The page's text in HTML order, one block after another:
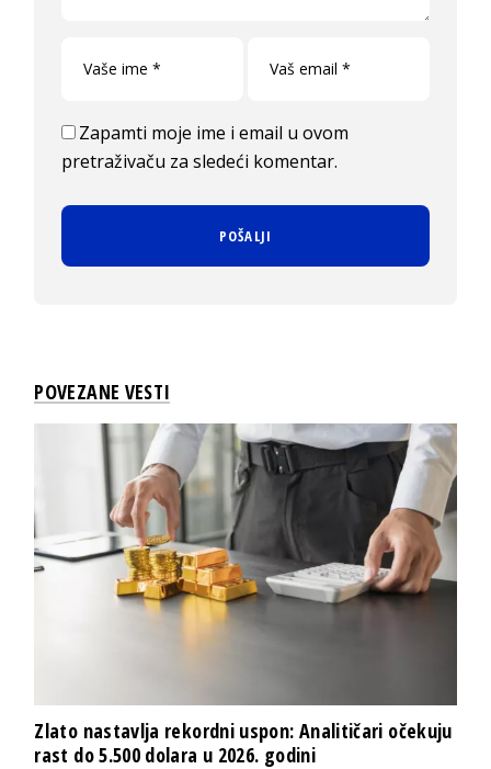
Zapamti moje ime i email u ovom
pretraživaču za sledeći komentar.
POVEZANE VESTI
Zlato nastavlja rekordni uspon: Analitičari očekuju
rast do 5.500 dolara u 2026. godini